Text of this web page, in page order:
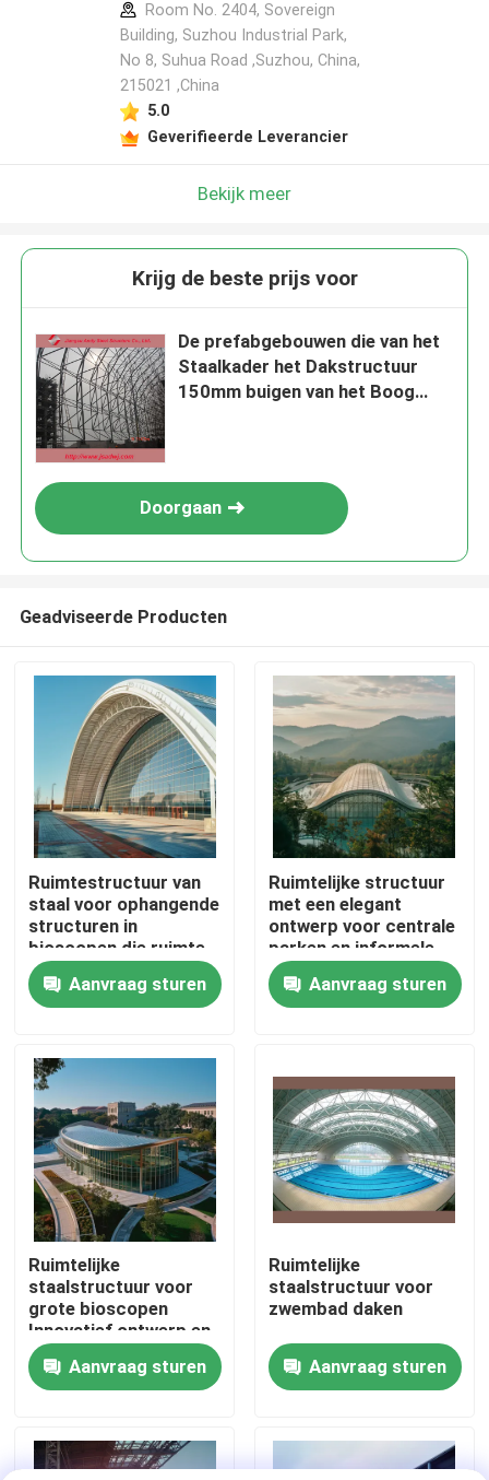
Huis
Producten
Ongeveer ons
Fabrieksreis
Kwaliteitscontrole
Contacteer ons
Nieuws
Gevallen
Ruimtekaderbundel
Room No. 2404, Sovereign
Building, Suzhou Industrial Park,
No 8, Suhua Road ,Suzhou, China,
215021 ,China
5.0
Geverifieerde Leverancier
Bekijk meer
Krijg de beste prijs voor
De prefabgebouwen die van het
Staalkader het Dakstructuur
150mm buigen van het Boog
Doorgaan
Geadviseerde Producten
Ruimtestructuur van
staal voor ophangende
structuren in
bioscopen die ruimte
en geluidskwaliteit
maximaliseren
Aanvraag sturen
Ruimtelijke structuur
met een elegant
ontwerp voor centrale
parken en informele
faciliteiten Duurzame
en veelzijdige stalen
gebouwen
Aanvraag sturen
Ruimtelijke
staalstructuur voor
grote bioscopen
Innovatief ontwerp en
structurele integriteit
Aanvraag sturen
Ruimtelijke
staalstructuur voor
zwembad daken
Aanvraag sturen